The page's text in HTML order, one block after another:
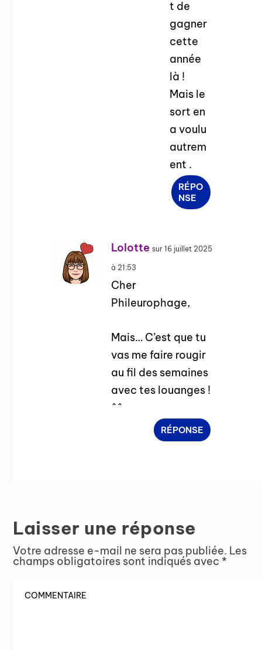
t de
gagner
cette
année
là !
Mais le
sort en
a voulu
autrem
ent .
RÉPO
NSE
Lolotte sur 16 juillet 2025
à 21:53
Cher
Phileurophage,
Mais… C’est que tu
vas me faire rougir
au fil des semaines
avec tes louanges !
^^
RÉPONSE
Laisser une réponse
Votre adresse e-mail ne sera pas publiée. Les
champs obligatoires sont indiqués avec *